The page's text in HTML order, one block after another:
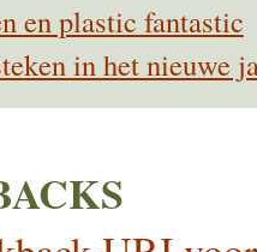
en plastic fantastic
in het nieuwe